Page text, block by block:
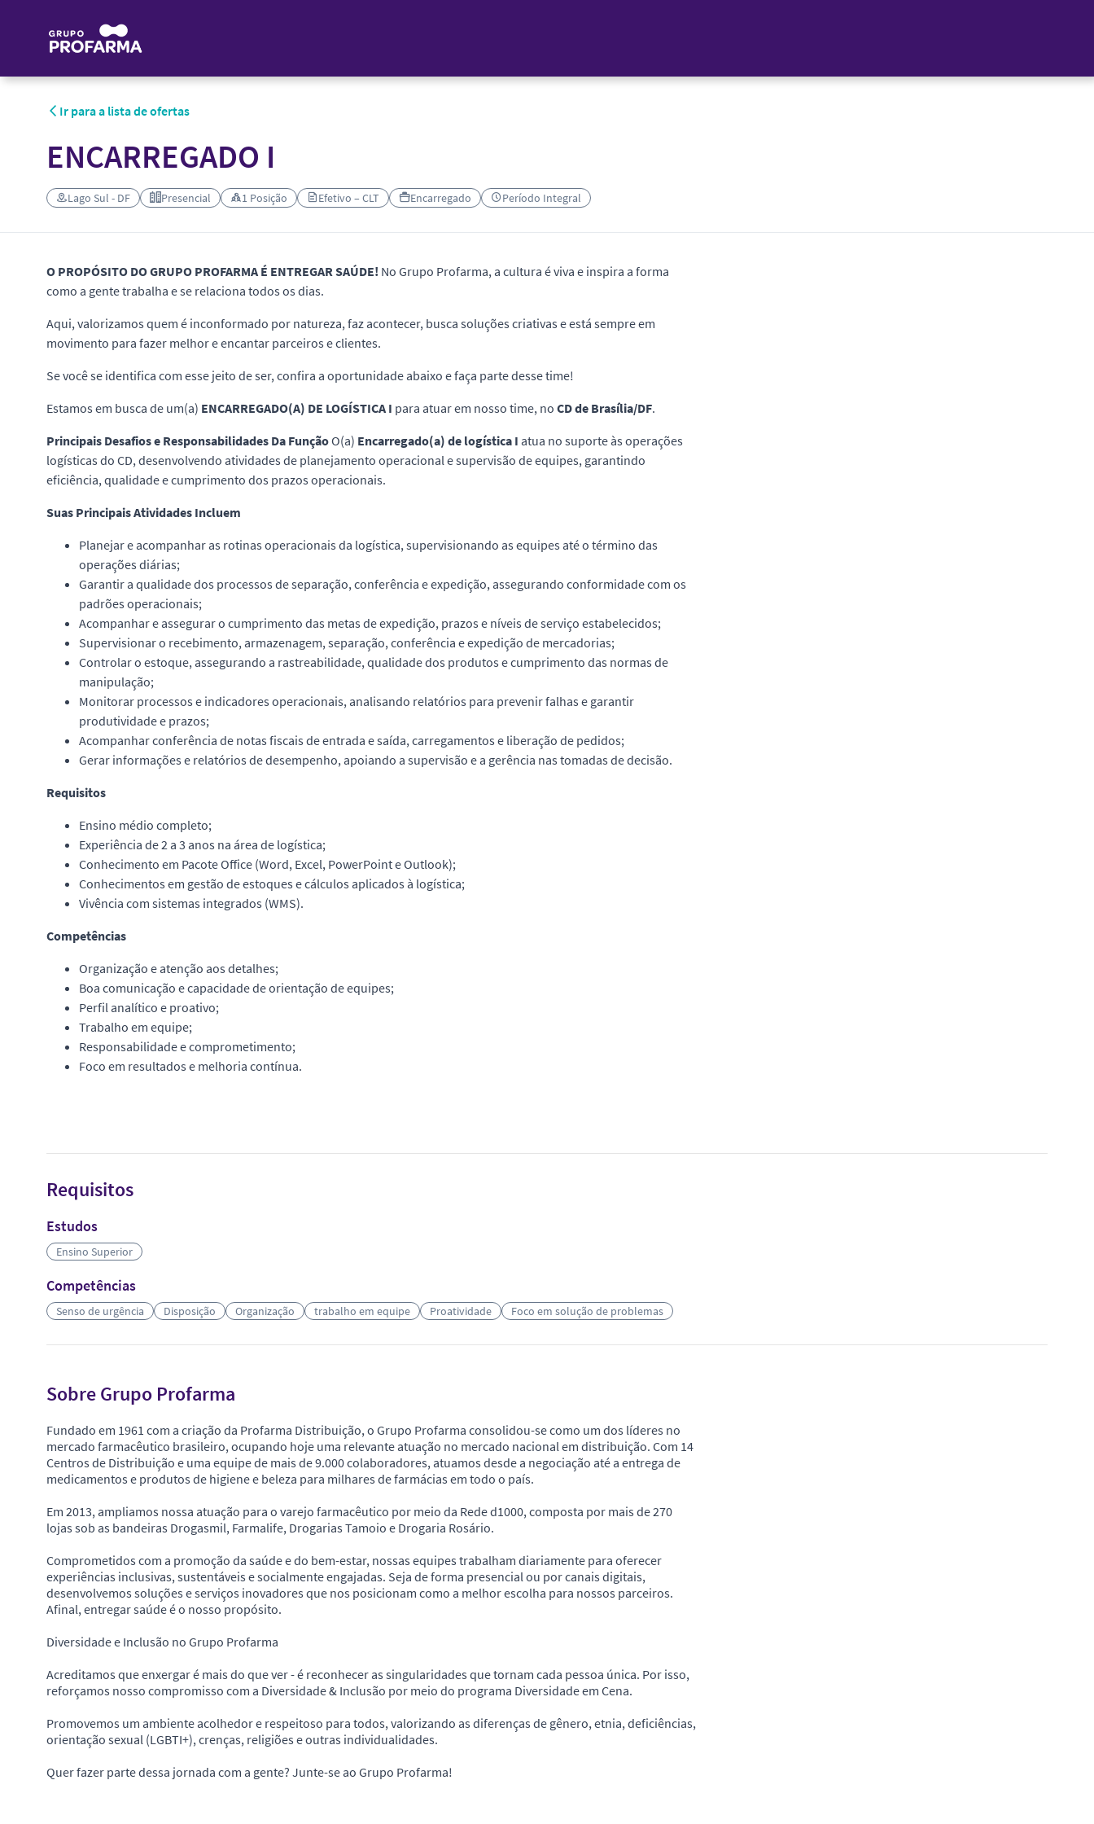
Ir para a lista de ofertas
ENCARREGADO I
Lago Sul - DF Presencial 1 Posição Efetivo – CLT Encarregado Período Integral
O PROPÓSITO DO GRUPO PROFARMA É ENTREGAR SAÚDE! No Grupo Profarma, a cultura é viva e inspira a forma
como a gente trabalha e se relaciona todos os dias.
Aqui, valorizamos quem é inconformado por natureza, faz acontecer, busca soluções criativas e está sempre em
movimento para fazer melhor e encantar parceiros e clientes.
Se você se identifica com esse jeito de ser, confira a oportunidade abaixo e faça parte desse time!
Estamos em busca de um(a) ENCARREGADO(A) DE LOGÍSTICA I para atuar em nosso time, no CD de Brasília/DF.
Principais Desafios e Responsabilidades Da FunçãoO(a) Encarregado(a) de logística I atua no suporte às operações
logísticas do CD, desenvolvendo atividades de planejamento operacional e supervisão de equipes, garantindo
eficiência, qualidade e cumprimento dos prazos operacionais.
Suas Principais Atividades Incluem
Planejar e acompanhar as rotinas operacionais da logística, supervisionando as equipes até o término das
operações diárias;
Garantir a qualidade dos processos de separação, conferência e expedição, assegurando conformidade com os
padrões operacionais;
Acompanhar e assegurar o cumprimento das metas de expedição, prazos e níveis de serviço estabelecidos;
Supervisionar o recebimento, armazenagem, separação, conferência e expedição de mercadorias;
Controlar o estoque, assegurando a rastreabilidade, qualidade dos produtos e cumprimento das normas de
manipulação;
Monitorar processos e indicadores operacionais, analisando relatórios para prevenir falhas e garantir
produtividade e prazos;
Acompanhar conferência de notas fiscais de entrada e saída, carregamentos e liberação de pedidos;
Gerar informações e relatórios de desempenho, apoiando a supervisão e a gerência nas tomadas de decisão.
Requisitos
Ensino médio completo;
Experiência de 2 a 3 anos na área de logística;
Conhecimento em Pacote Office (Word, Excel, PowerPoint e Outlook);
Conhecimentos em gestão de estoques e cálculos aplicados à logística;
Vivência com sistemas integrados (WMS).
Competências
Organização e atenção aos detalhes;
Boa comunicação e capacidade de orientação de equipes;
Perfil analítico e proativo;
Trabalho em equipe;
Responsabilidade e comprometimento;
Foco em resultados e melhoria contínua.
Requisitos
Estudos
Ensino Superior
Competências
Senso de urgência Disposição Organização trabalho em equipe Proatividade Foco em solução de problemas
Sobre Grupo Profarma
Fundado em 1961 com a criação da Profarma Distribuição, o Grupo Profarma consolidou-se como um dos líderes no
mercado farmacêutico brasileiro, ocupando hoje uma relevante atuação no mercado nacional em distribuição. Com 14
Centros de Distribuição e uma equipe de mais de 9.000 colaboradores, atuamos desde a negociação até a entrega de
medicamentos e produtos de higiene e beleza para milhares de farmácias em todo o país.
Em 2013, ampliamos nossa atuação para o varejo farmacêutico por meio da Rede d1000, composta por mais de 270
lojas sob as bandeiras Drogasmil, Farmalife, Drogarias Tamoio e Drogaria Rosário.
Comprometidos com a promoção da saúde e do bem-estar, nossas equipes trabalham diariamente para oferecer
experiências inclusivas, sustentáveis e socialmente engajadas. Seja de forma presencial ou por canais digitais,
desenvolvemos soluções e serviços inovadores que nos posicionam como a melhor escolha para nossos parceiros.
Afinal, entregar saúde é o nosso propósito.
Diversidade e Inclusão no Grupo Profarma
Acreditamos que enxergar é mais do que ver - é reconhecer as singularidades que tornam cada pessoa única. Por isso,
reforçamos nosso compromisso com a Diversidade & Inclusão por meio do programa Diversidade em Cena.
Promovemos um ambiente acolhedor e respeitoso para todos, valorizando as diferenças de gênero, etnia, deficiências,
orientação sexual (LGBTI+), crenças, religiões e outras individualidades.
Quer fazer parte dessa jornada com a gente? Junte-se ao Grupo Profarma!